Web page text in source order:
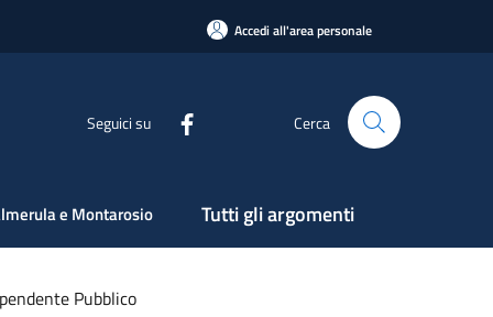
Accedi all'area personale
Seguici su Cerca
e Montarosio Tutti gli argomenti
Pubblico